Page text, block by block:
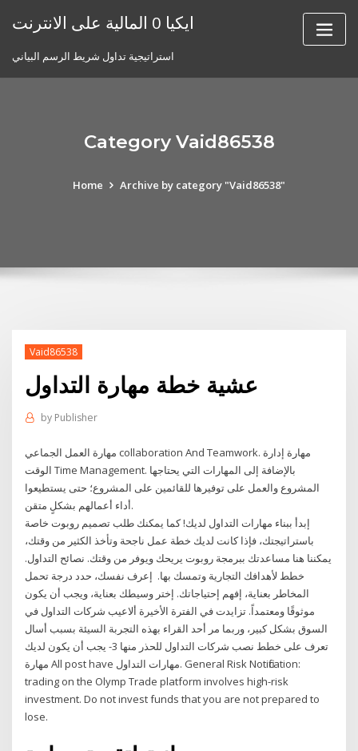
ايكيا 0 المالية على الانترنت
استراتيجية تداول شريط الرسم البياني
Category Vaid86538
Home Archive by category "Vaid86538"
Vaid86538
عشية خطة مهارة التداول
by Publisher
مهارة العمل الجماعي collaboration And Teamwork. مهارة إدارة
الوقت Time Management. بالإضافة إلى المهارات التي يحتاجها
المشروع والعمل على توفيرها للقائمين على المشروع؛ حتى يستطيعوا
أداء أعمالهم بشكلٍ متقن.
إبدأ ببناء مهارات التداول لديك! كما يمكنك طلب تصميم روبوت خاصة
باستراتيجتك، فإذا كانت لديك خطة عمل ناجحة وتأخذ الكثير من وقتك،
يمكننا هنا مساعدتك ببرمجة روبوت يريحك ويوفر من وقتك. نصائح التداول.
خطط لأهدافك التجارية وتمسك بها. إعرف نفسك، حدد درجة تحمل
المخاطر بعناية، إفهم إحتياجاتك. إختر وسيطك بعناية، ويجب أن يكون
موثوقًا ومعتمداً. تزايدت في الفترة الأخيرة ألاعيب شركات التداول في
السوق بشكل كبير، وربما مر أحد القراء بهذه التجربة السيئة بسبب أسال
تعرف على خطط نصب شركات التداول للحذر منها 3- يجب أن يكون لديك
مهارة All post have مهارات التداول. General Risk Notification:
trading on the Olymp Trade platform involves high-risk
investment. Do not invest funds that you are not prepared to
lose.